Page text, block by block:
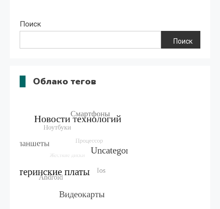
Поиск
Поиск
Облако тегов